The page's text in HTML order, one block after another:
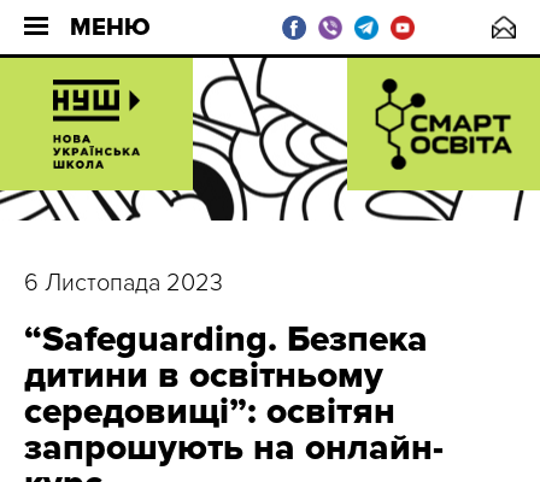
МЕНЮ
6 Листопада 2023
“Safeguarding. Безпека
дитини в освітньому
середовищі”: освітян
запрошують на онлайн-